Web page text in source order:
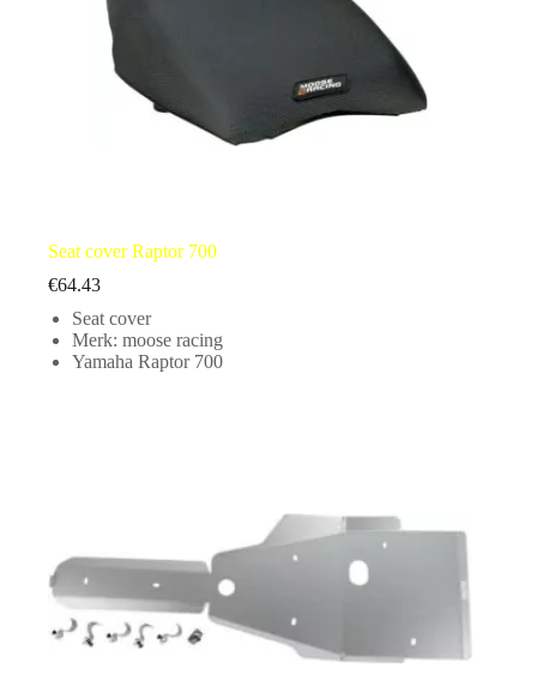
Seat cover Raptor 700
€64.43
Seat cover
Merk: moose racing
Yamaha Raptor 700